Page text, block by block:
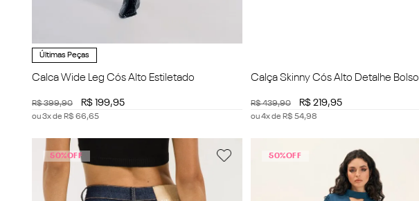
Últimas Peças
Calca Wide Leg Cós Alto Estiletado
R$399,90 R$ 199,95
ou3x de R$ 66,65
Calça Skinny Cós Alto Detalhe Bolso
R$439,90 R$ 219,95
ou4x de R$ 54,98
50%OFF 50%OFF